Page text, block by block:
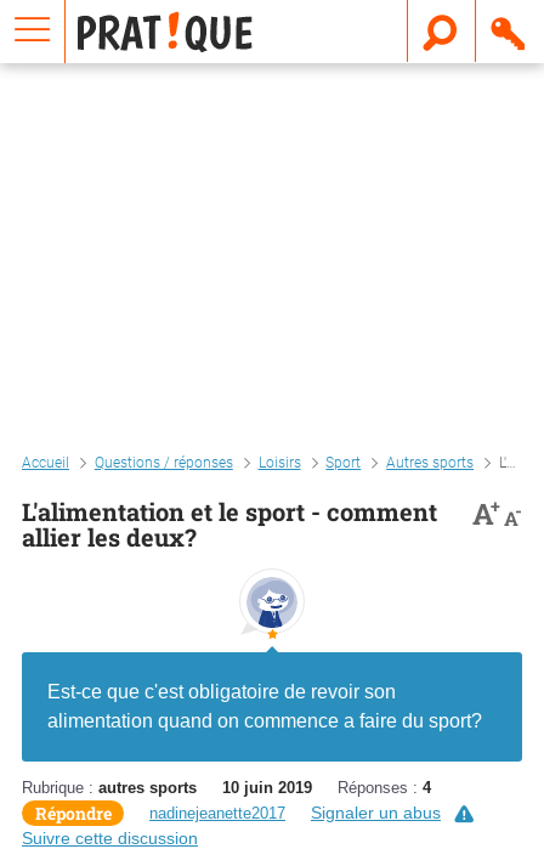
Accueil Questions / réponses Loisirs Sport Autres sports L'alimentation et le sport - comment allier les deux?
L'alimentation et le sport - comment
allier les deux?
A+A-
Est-ce que c'est obligatoire de revoir son
alimentation quand on commence a faire du sport?
Rubrique : autres sports 10 juin 2019 Réponses : 4
Répondre nadinejeanette2017
Signaler un abus
Suivre cette discussion
E
m
a